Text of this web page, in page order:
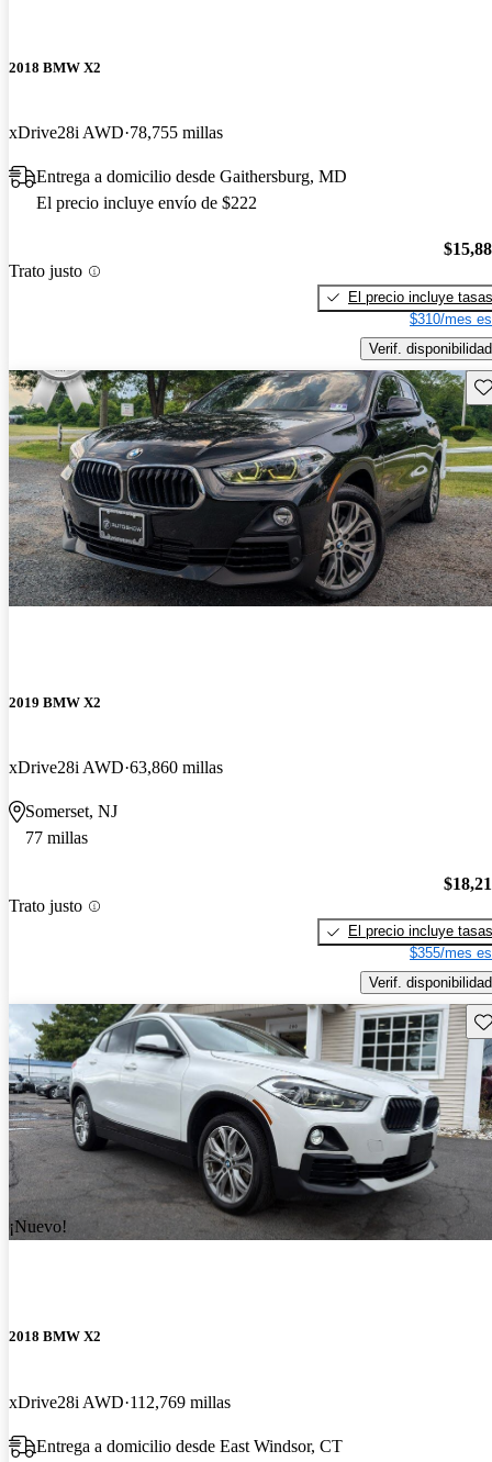
2018 BMW X2
xDrive28i AWD 78,755 millas
Entrega a domicilio desde Gaithersburg, MD
El precio incluye envío de $222
Trato justo
El precio incluye tasas
$310/mes
Verif. disponibilidad
2019 BMW X2
xDrive28i AWD 63,860 millas
Somerset, NJ
77 millas
Trato justo
El precio incluye tasas
$355/mes
Verif. disponibilidad
¡Nuevo!
2018 BMW X2
xDrive28i AWD 112,769 millas
Entrega a domicilio desde East Windsor, CT